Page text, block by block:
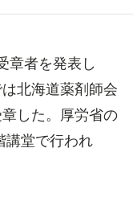
章者を発表し
北海道薬剤師会
した。厚労省の
講堂で行われ